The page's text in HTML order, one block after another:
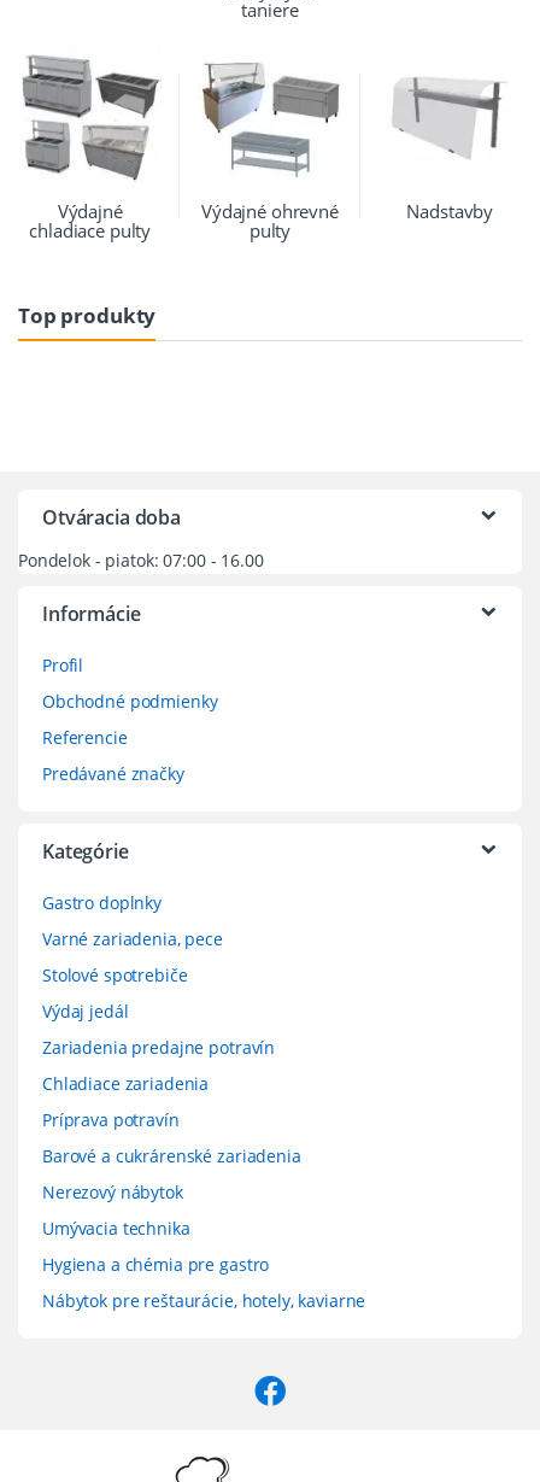
taniere
Výdajné
chladiace pulty
Výdajné ohrevné
pulty
Nadstavby
Top produkty
Otváracia doba
Pondelok - piatok: 07:00 - 16.00
Informácie
Profil
Obchodné podmienky
Referencie
Predávané značky
Kategórie
Gastro doplnky
Varné zariadenia, pece
Stolové spotrebiče
Výdaj jedál
Zariadenia predajne potravín
Chladiace zariadenia
Príprava potravín
Barové a cukrárenské zariadenia
Nerezový nábytok
Umývacia technika
Hygiena a chémia pre gastro
Nábytok pre reštaurácie, hotely, kaviarne